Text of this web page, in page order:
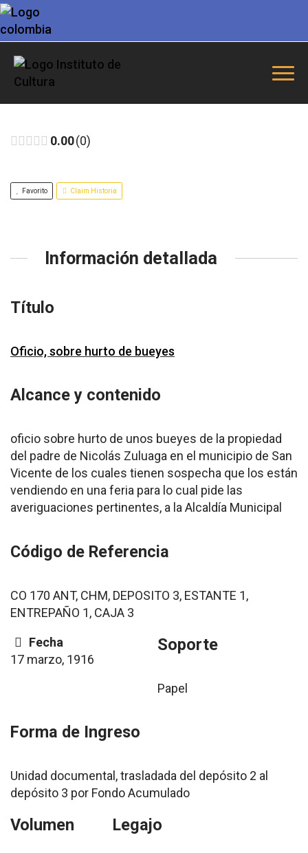
0.00 0
Favorito Claim Historia
Información detallada
Título
Oficio, sobre hurto de bueyes
Alcance y contenido
oficio sobre hurto de unos bueyes de la propiedad
del padre de Nicolás Zuluaga en el municipio de San
Vicente de los cuales tienen sospecha que los están
vendiendo en una feria para lo cual pide las
averiguaciones pertinentes, a la Alcaldía Municipal
Código de Referencia
CO 170 ANT, CHM, DEPOSITO 3, ESTANTE 1,
ENTREPAÑO 1, CAJA 3
Fecha
17 marzo, 1916
Soporte
Papel
Forma de Ingreso
Unidad documental, trasladada del depósito 2 al
depósito 3 por Fondo Acumulado
Volumen Legajo